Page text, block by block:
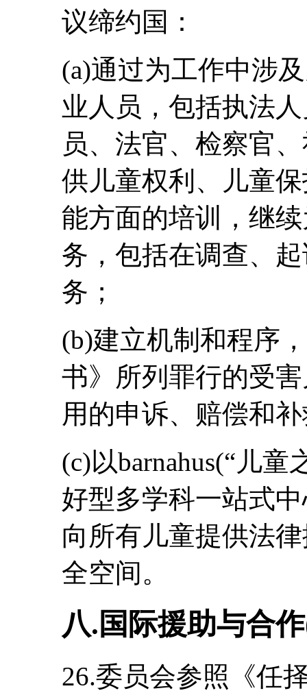
议缔约国：
(a)通过为工作中涉
业人员，包括执法
员、法官、检察官
供儿童权利、儿童
能方面的培训，继
务，包括在调查、
务；
(b)建立机制和程序
书》所列罪行的受
用的申诉、赔偿和
(c)以barnahus(“儿
好型多学科一站式
向所有儿童提供法
全空间。
八.国际援助与合
26.委员会参照《任